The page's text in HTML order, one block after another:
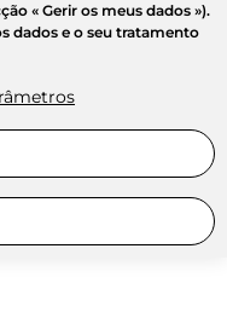
« Gerir os meus dados »).
dados e o seu tratamento